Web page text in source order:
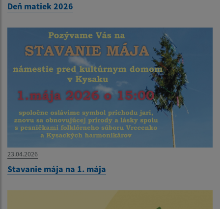
Deň matiek 2026
23.04.2026
Stavanie mája na 1. mája